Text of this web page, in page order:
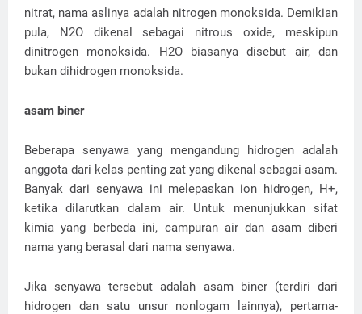
nitrat, nama aslinya adalah nitrogen monoksida. Demikian
pula, N2O dikenal sebagai nitrous oxide, meskipun
dinitrogen monoksida. H2O biasanya disebut air, dan
bukan dihidrogen monoksida.
asam biner
Beberapa senyawa yang mengandung hidrogen adalah
anggota dari kelas penting zat yang dikenal sebagai asam.
Banyak dari senyawa ini melepaskan ion hidrogen, H+,
ketika dilarutkan dalam air. Untuk menunjukkan sifat
kimia yang berbeda ini, campuran air dan asam diberi
nama yang berasal dari nama senyawa.
Jika senyawa tersebut adalah asam biner (terdiri dari
hidrogen dan satu unsur nonlogam lainnya), pertama-